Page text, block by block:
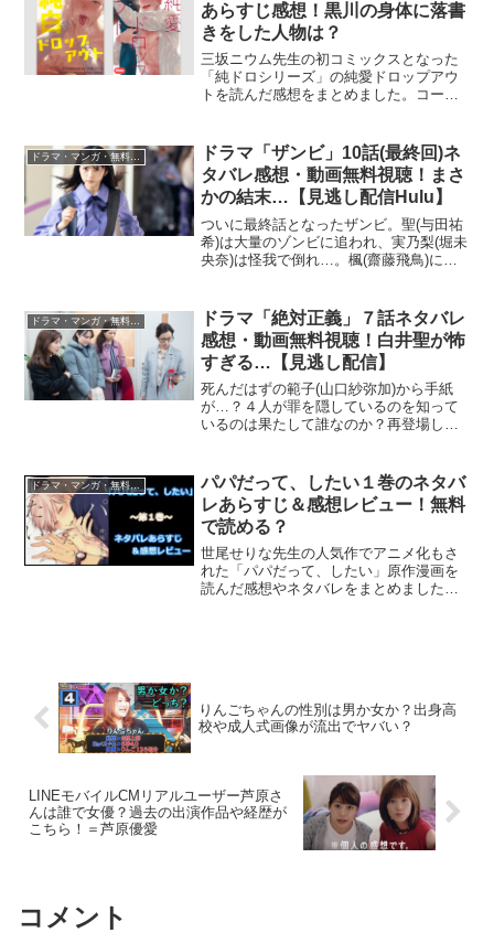
あらすじ感想！黒川の身体に落書
きをした人物は？
三坂ニウム先生の初コミックスとなった
「純ドロシリーズ」の純愛ドロップアウ
トを読んだ感想をまとめました。コーヒ
までを描いたシリーズ物です。二人が距
離を縮めるキッカケとなっ...
ドラマ「ザンビ」10話(最終回)ネ
タバレ感想・動画無料視聴！まさ
かの結末…【見逃し配信Hulu】
ついに最終話となったザンビ。聖(与田祐
希)は大量のゾンビに追われ、実乃梨(堀未
央奈)は怪我で倒れ…。楓(齋藤飛鳥)に訪
ドラマ「絶対正義」７話ネタバレ
感想・動画無料視聴！白井聖が怖
すぎる…【見逃し配信】
死んだはずの範子(山口紗弥加)から手紙
が…？４人が罪を隠しているのを知って
いるのは果たして誰なのか？再登場した
ドラマ・マンガ・無料視聴
パパだって、したい１巻のネタバ
レあらすじ＆感想レビュー！無料
で読める？
世尾せりな先生の人気作でアニメ化もさ
れた「パパだって、したい」原作漫画を
読んだ感想やネタバレをまとめました。
りんごちゃんの性別は男か女か？出身高
校や成人式画像が流出でヤバい？
LINEモバイルCMリアルユーザー芦原さ
んは誰で女優？過去の出演作品や経歴が
こちら！＝芦原優愛
コメント